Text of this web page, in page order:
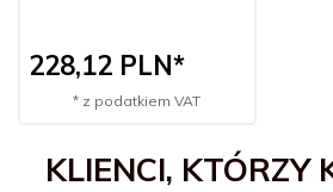
228,12 PLN*
* z podatkiem VAT
KLIENCI, KTÓRZY